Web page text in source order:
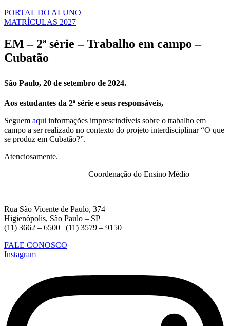
PORTAL DO ALUNO
MATRÍCULAS 2027
EM – 2ª série – Trabalho em campo –
Cubatão
São Paulo, 20 de setembro de 2024.
Aos estudantes da 2ª série e seus responsáveis,
Seguem aqui informações imprescindíveis sobre o trabalho em
campo a ser realizado no contexto do projeto interdisciplinar “O que
se produz em Cubatão?”.
Atenciosamente.
Coordenação do Ensino Médio
Rua São Vicente de Paulo, 374
Higienópolis, São Paulo – SP
(11) 3662 – 6500 | (11) 3579 – 9150
FALE CONOSCO
Instagram